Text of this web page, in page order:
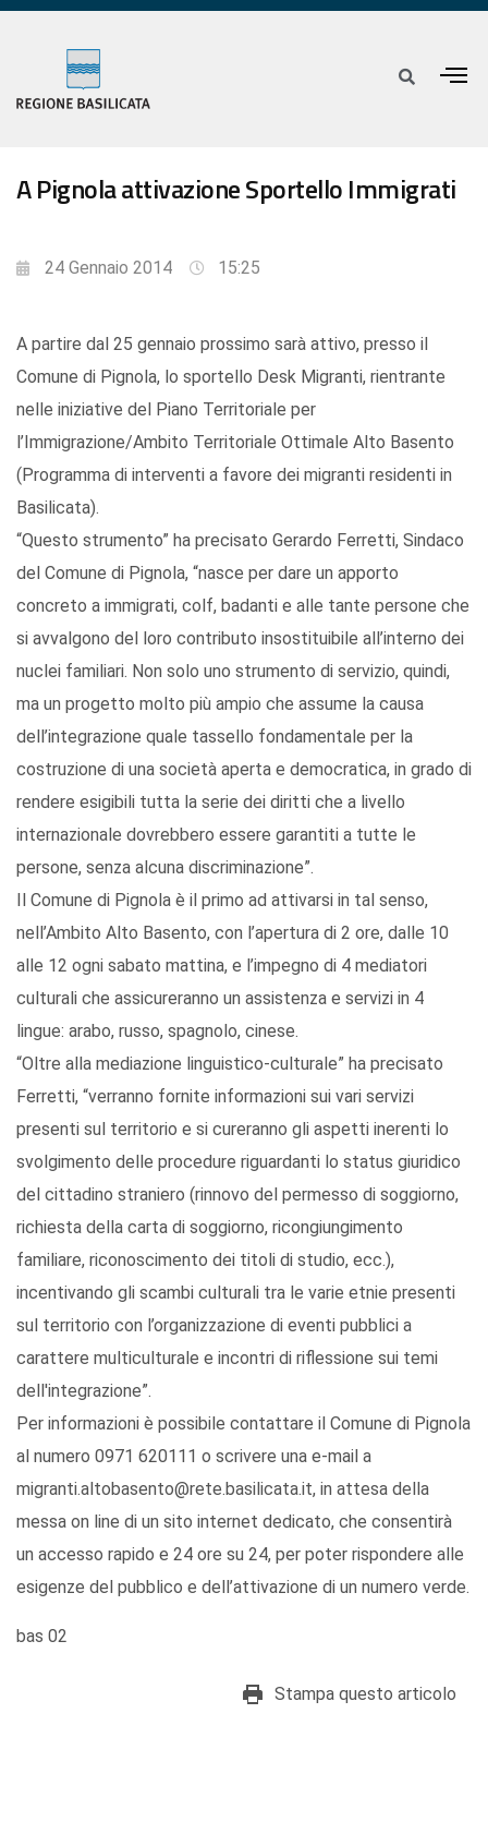
A Pignola attivazione Sportello Immigrati
24 Gennaio 2014 15:25
A partire dal 25 gennaio prossimo sarà attivo, presso il
Comune di Pignola, lo sportello Desk Migranti, rientrante
nelle iniziative del Piano Territoriale per
l’Immigrazione/Ambito Territoriale Ottimale Alto Basento
(Programma di interventi a favore dei migranti residenti in
Basilicata).
“Questo strumento” ha precisato Gerardo Ferretti, Sindaco
del Comune di Pignola, “nasce per dare un apporto
concreto a immigrati, colf, badanti e alle tante persone che
si avvalgono del loro contributo insostituibile all’interno dei
nuclei familiari. Non solo uno strumento di servizio, quindi,
ma un progetto molto più ampio che assume la causa
dell’integrazione quale tassello fondamentale per la
costruzione di una società aperta e democratica, in grado di
rendere esigibili tutta la serie dei diritti che a livello
internazionale dovrebbero essere garantiti a tutte le
persone, senza alcuna discriminazione”.
Il Comune di Pignola è il primo ad attivarsi in tal senso,
nell’Ambito Alto Basento, con l’apertura di 2 ore, dalle 10
alle 12 ogni sabato mattina, e l’impegno di 4 mediatori
culturali che assicureranno un assistenza e servizi in 4
lingue: arabo, russo, spagnolo, cinese.
“Oltre alla mediazione linguistico-culturale” ha precisato
Ferretti, “verranno fornite informazioni sui vari servizi
presenti sul territorio e si cureranno gli aspetti inerenti lo
svolgimento delle procedure riguardanti lo status giuridico
del cittadino straniero (rinnovo del permesso di soggiorno,
richiesta della carta di soggiorno, ricongiungimento
familiare, riconoscimento dei titoli di studio, ecc.),
incentivando gli scambi culturali tra le varie etnie presenti
sul territorio con l’organizzazione di eventi pubblici a
carattere multiculturale e incontri di riflessione sui temi
dell'integrazione”.
Per informazioni è possibile contattare il Comune di Pignola
al numero 0971 620111 o scrivere una e-mail a
migranti.altobasento@rete.basilicata.it, in attesa della
messa on line di un sito internet dedicato, che consentirà
un accesso rapido e 24 ore su 24, per poter rispondere alle
esigenze del pubblico e dell’attivazione di un numero verde.
bas 02
Stampa questo articolo